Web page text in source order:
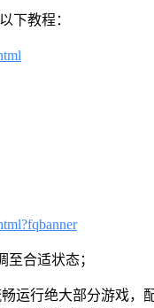
下教程：
合适状态；
运行绝大部分游戏，